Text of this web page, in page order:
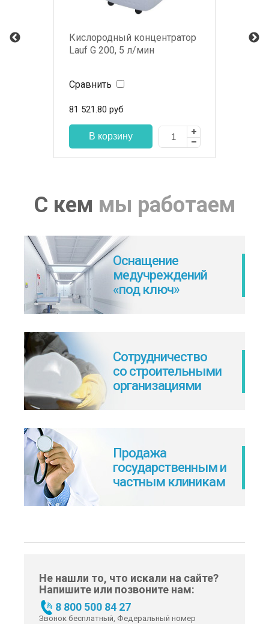
Кислородный концентратор
Lauf G 200, 5 л/мин
Сравнить
81 521.80 руб
С кем мы работаем
Оснащение
медучреждений
«под ключ»
Сотрудничество
со строительными
организациями
Продажа
государственным и
частным клиникам
Не нашли то, что искали на сайте?
Напишите или позвоните нам:
8 800 500 84 27
Звонок бесплатный, Федеральный номер